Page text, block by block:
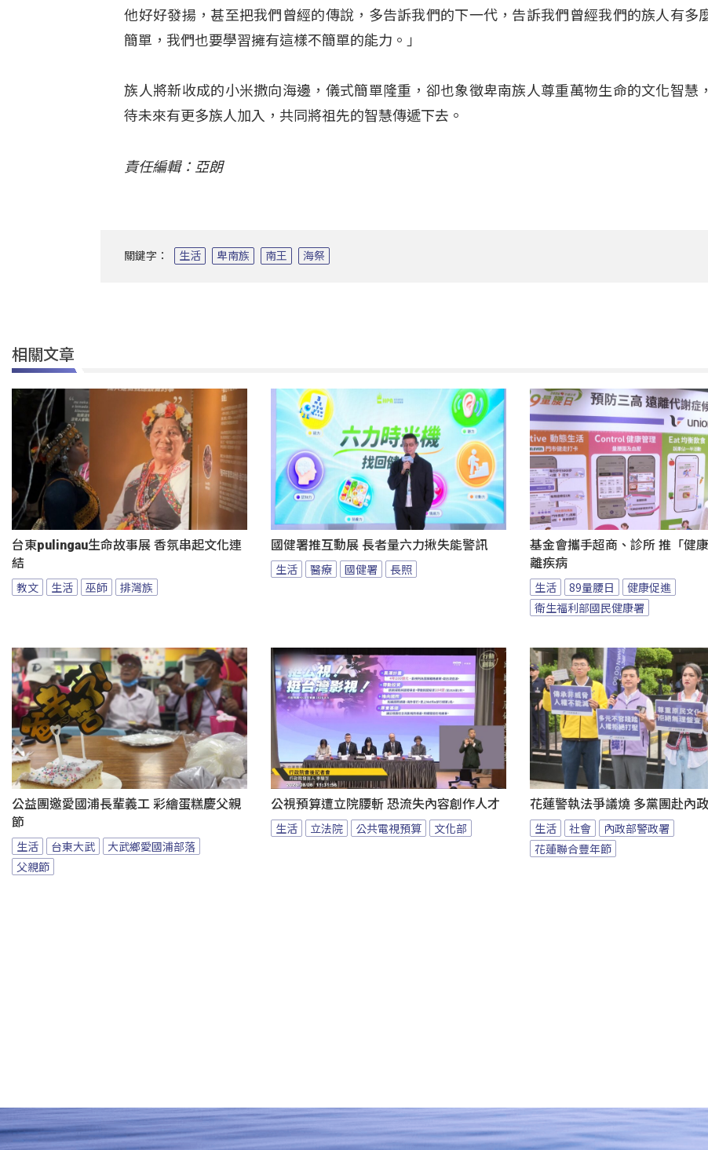
他好好發揚，甚至把我們曾經的傳說，多告訴我們的下一代，告訴我們曾經我們的族人有多
簡單，我們也要學習擁有這樣不簡單的能力。」
族人將新收成的小米撒向海邊，儀式簡單隆重，卻也象徵卑南族人尊重萬物生命的文化智慧
待未來有更多族人加入，共同將祖先的智慧傳遞下去。
責任編輯：亞朗
關鍵字： 生活 卑南族 南王 海祭
相關文章
台東pulingau生命故事展 香氛串起文化連
結
教文 生活 巫師 排灣族
國健署推互動展 長者量六力揪失能警訊
生活 醫療 國健署 長照
基金會攜手超商、診所 推「健
離疾病
生活 89量腰日
健康促進
衛生福利部國民健康署
公益團邀愛國浦長輩義工 彩繪蛋糕慶父親
節
生活 台東大武
大武鄉愛國浦部落
父親節
公視預算遭立院腰斬 恐流失內容創作人才
生活 立法院 公共電視預算 文化部
花蓮警執法爭議燒 多黨團赴內
生活 社會
內政部警政署
花蓮聯合豐年節